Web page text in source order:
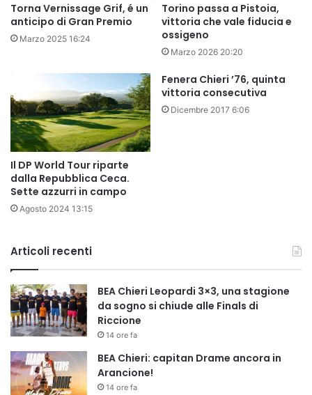
Torna Vernissage Grif, é un
anticipo di Gran Premio
Marzo 2025 16:24
Torino passa a Pistoia,
vittoria che vale fiducia e
ossigeno
Marzo 2026 20:20
Il DP World Tour riparte
dalla Repubblica Ceca.
Sette azzurri in campo
Agosto 2024 13:15
Fenera Chieri ’76, quinta
vittoria consecutiva
Dicembre 2017 6:06
Articoli recenti
BEA Chieri Leopardi 3×3, una stagione
da sogno si chiude alle Finals di
Riccione
14 ore fa
BEA Chieri: capitan Drame ancora in
Arancione!
14 ore fa